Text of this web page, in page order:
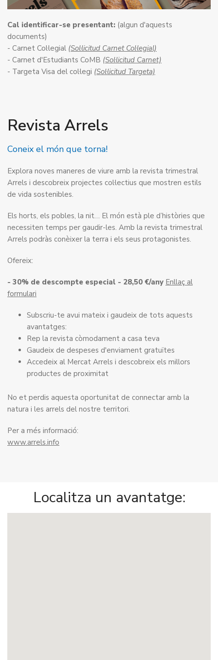
Cal identificar-se presentant: (algun d'aquests
documents)
- Carnet Col·legial (Sol·licitud Carnet Col·legial)
- Carnet d'Estudiants CoMB (Sol·licitud Carnet)
- Targeta Visa del col·legi (Sol·licitud Targeta)
Revista Arrels
Coneix el món que torna!
Explora noves maneres de viure amb la revista trimestral
Arrels i descobreix projectes col·lectius que mostren estils
de vida sostenibles.
Els horts, els pobles, la nit… El món està ple d’històries que
necessiten temps per gaudir-les. Amb la revista trimestral
Arrels podràs conèixer la terra i els seus protagonistes.
Ofereix:
- 30% de descompte especial - 28,50 €/any Enllaç al
formulari
Subscriu-te avui mateix i gaudeix de tots aquests
avantatges:
Rep la revista còmodament a casa teva
Gaudeix de despeses d'enviament gratuïtes
Accedeix al Mercat Arrels i descobreix els millors
productes de proximitat
No et perdis aquesta oportunitat de connectar amb la
natura i les arrels del nostre territori.
Per a més informació:
www.arrels.info
Localitza un avantatge: